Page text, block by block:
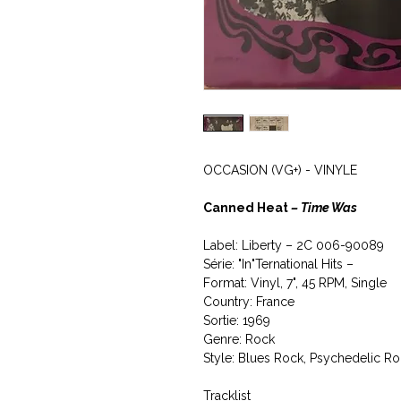
OCCASION (VG+) - VINYLE
Canned Heat‎– Time Was
Label: Liberty ‎– 2C 006-90089
Série: "In"Ternational Hits –
Format: Vinyl, 7", 45 RPM, Single
Country: France
Sortie: 1969
Genre: Rock
Style: Blues Rock, Psychedelic
Tracklist